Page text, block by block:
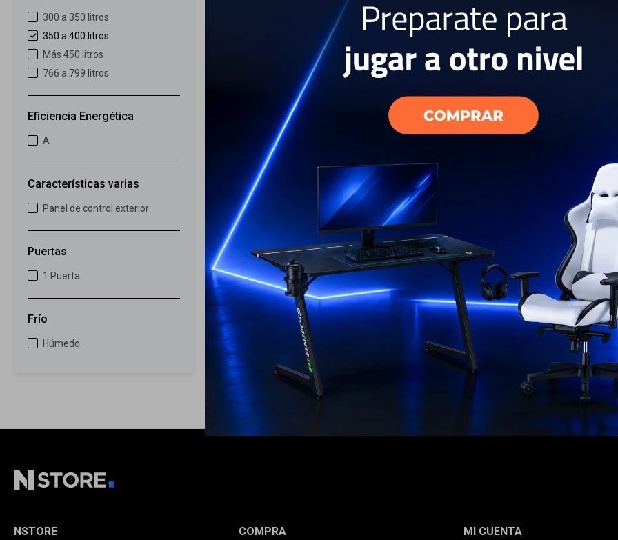
300 a 350 litros
350 a 400 litros
Más 450 litros
766 a 799 litros
Eficiencia Energética
A
Características varias
Panel de control exterior
Puertas
1 Puerta
Frío
Húmedo
NSTORE COMPRA MI CUENTA